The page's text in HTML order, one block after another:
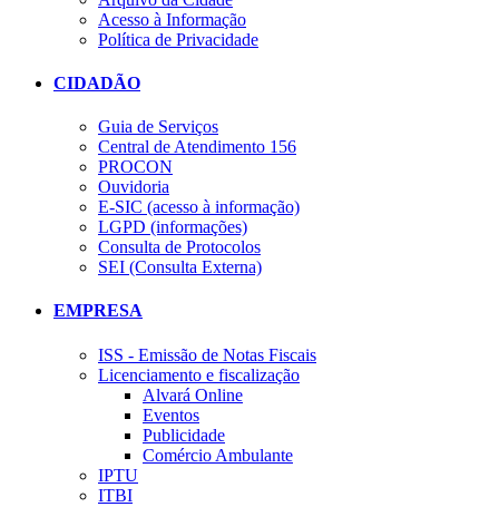
Acesso à Informação
Política de Privacidade
CIDADÃO
Guia de Serviços
Central de Atendimento 156
PROCON
Ouvidoria
E-SIC (acesso à informação)
LGPD (informações)
Consulta de Protocolos
SEI (Consulta Externa)
EMPRESA
ISS - Emissão de Notas Fiscais
Licenciamento e fiscalização
Alvará Online
Eventos
Publicidade
Comércio Ambulante
IPTU
ITBI